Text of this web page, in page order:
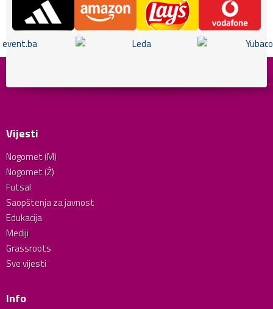
Vijesti
Nogomet (M)
Nogomet (Ž)
Futsal
Saopštenja za javnost
Edukacija
Mediji
Grassroots
Sve vijesti
Info